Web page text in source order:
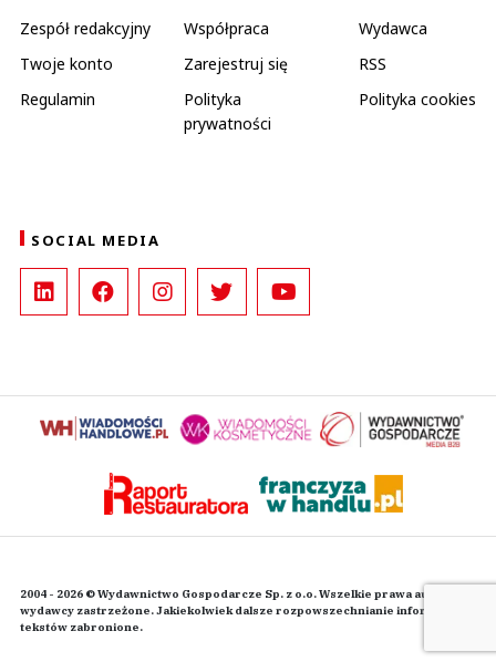
Zespół redakcyjny Współpraca
Wydawca
Twoje konto
Zarejestruj się
RSS
Regulamin
Polityka
prywatności
Polityka cookies
SOCIAL MEDIA
2004 - 2026 © Wydawnictwo Gospodarcze Sp. z o.o. Wszelkie prawa autorskie
wydawcy zastrzeżone. Jakiekolwiek dalsze rozpowszechnianie informacji i
tekstów zabronione.